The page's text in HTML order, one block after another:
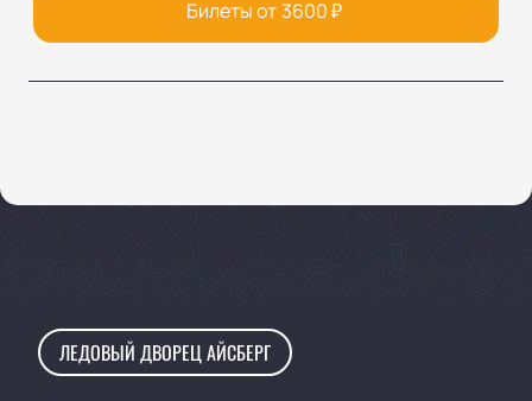
Билеты от 3600₽
ЛЕДОВЫЙ ДВОРЕЦ АЙСБЕРГ